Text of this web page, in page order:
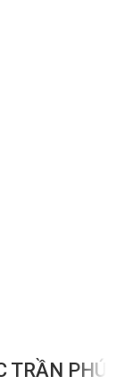
TRẦN PHÚ